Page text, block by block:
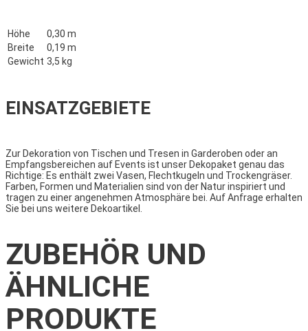
Höhe
0,30 m
Breite
0,19 m
Gewicht 3,5 kg
EINSATZGEBIETE
Zur Dekoration von Tischen und Tresen in Garderoben oder an
Empfangsbereichen auf Events ist unser Dekopaket genau das
Richtige: Es enthält zwei Vasen, Flechtkugeln und Trockengräser.
Farben, Formen und Materialien sind von der Natur inspiriert und
tragen zu einer angenehmen Atmosphäre bei. Auf Anfrage erhalten
Sie bei uns weitere Dekoartikel.
ZUBEHÖR UND
ÄHNLICHE
PRODUKTE